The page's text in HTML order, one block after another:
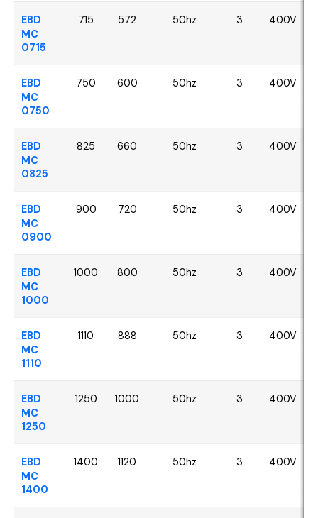
EBD
MC
0715
715 572 50hz 3 400V
EBD
MC
0750
750 600 50hz 3 400V
EBD
MC
0825
825 660 50hz 3 400V
EBD
MC
0900
900 720 50hz 3 400V
EBD
MC
1000
1000 800 50hz 3 400V
EBD
MC
1110
1110 888 50hz 3 400V
EBD
MC
1250
1250 1000 50hz 3 400V
EBD
MC
1400
1400 1120 50hz 3 400V